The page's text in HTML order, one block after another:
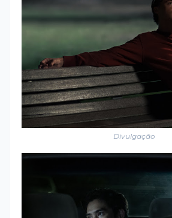
Divulgação